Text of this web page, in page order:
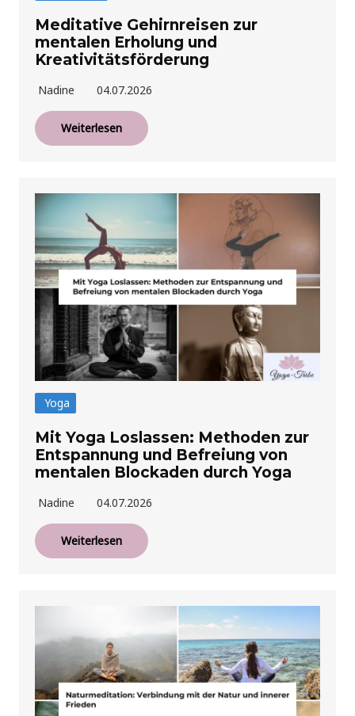
Meditative Gehirnreisen zur
mentalen Erholung und
Kreativitätsförderung
Nadine 04.07.2026
Weiterlesen
Yoga
Mit Yoga Loslassen: Methoden zur
Entspannung und Befreiung von
mentalen Blockaden durch Yoga
Nadine 04.07.2026
Weiterlesen